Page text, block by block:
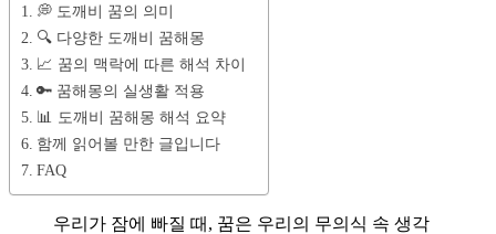
💭 도깨비 꿈의 의미
🔍 다양한 도깨비 꿈해몽
📈 꿈의 맥락에 따른 해석 차이
🔑 꿈해몽의 실생활 적용
📊 도깨비 꿈해몽 해석 요약
함께 읽어볼 만한 글입니다
FAQ
우리가 잠에 빠질 때, 꿈은 우리의 무의식 속 생각